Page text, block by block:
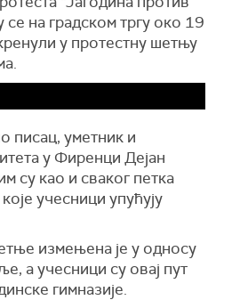
се на градском тргу око 19
у протестну шетњу
писац, уметник и
у Фиренци Дејан
су као и сваког петка
учесници упућују
измењена је у односу
а учесници су овај пут
гимназије.